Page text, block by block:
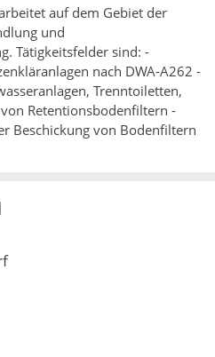
auf dem Gebiet der
und
Tätigkeitsfelder sind: -
nach DWA-A262 -
Trenntoiletten,
Retentionsbodenfiltern -
Beschickung von Bodenfiltern